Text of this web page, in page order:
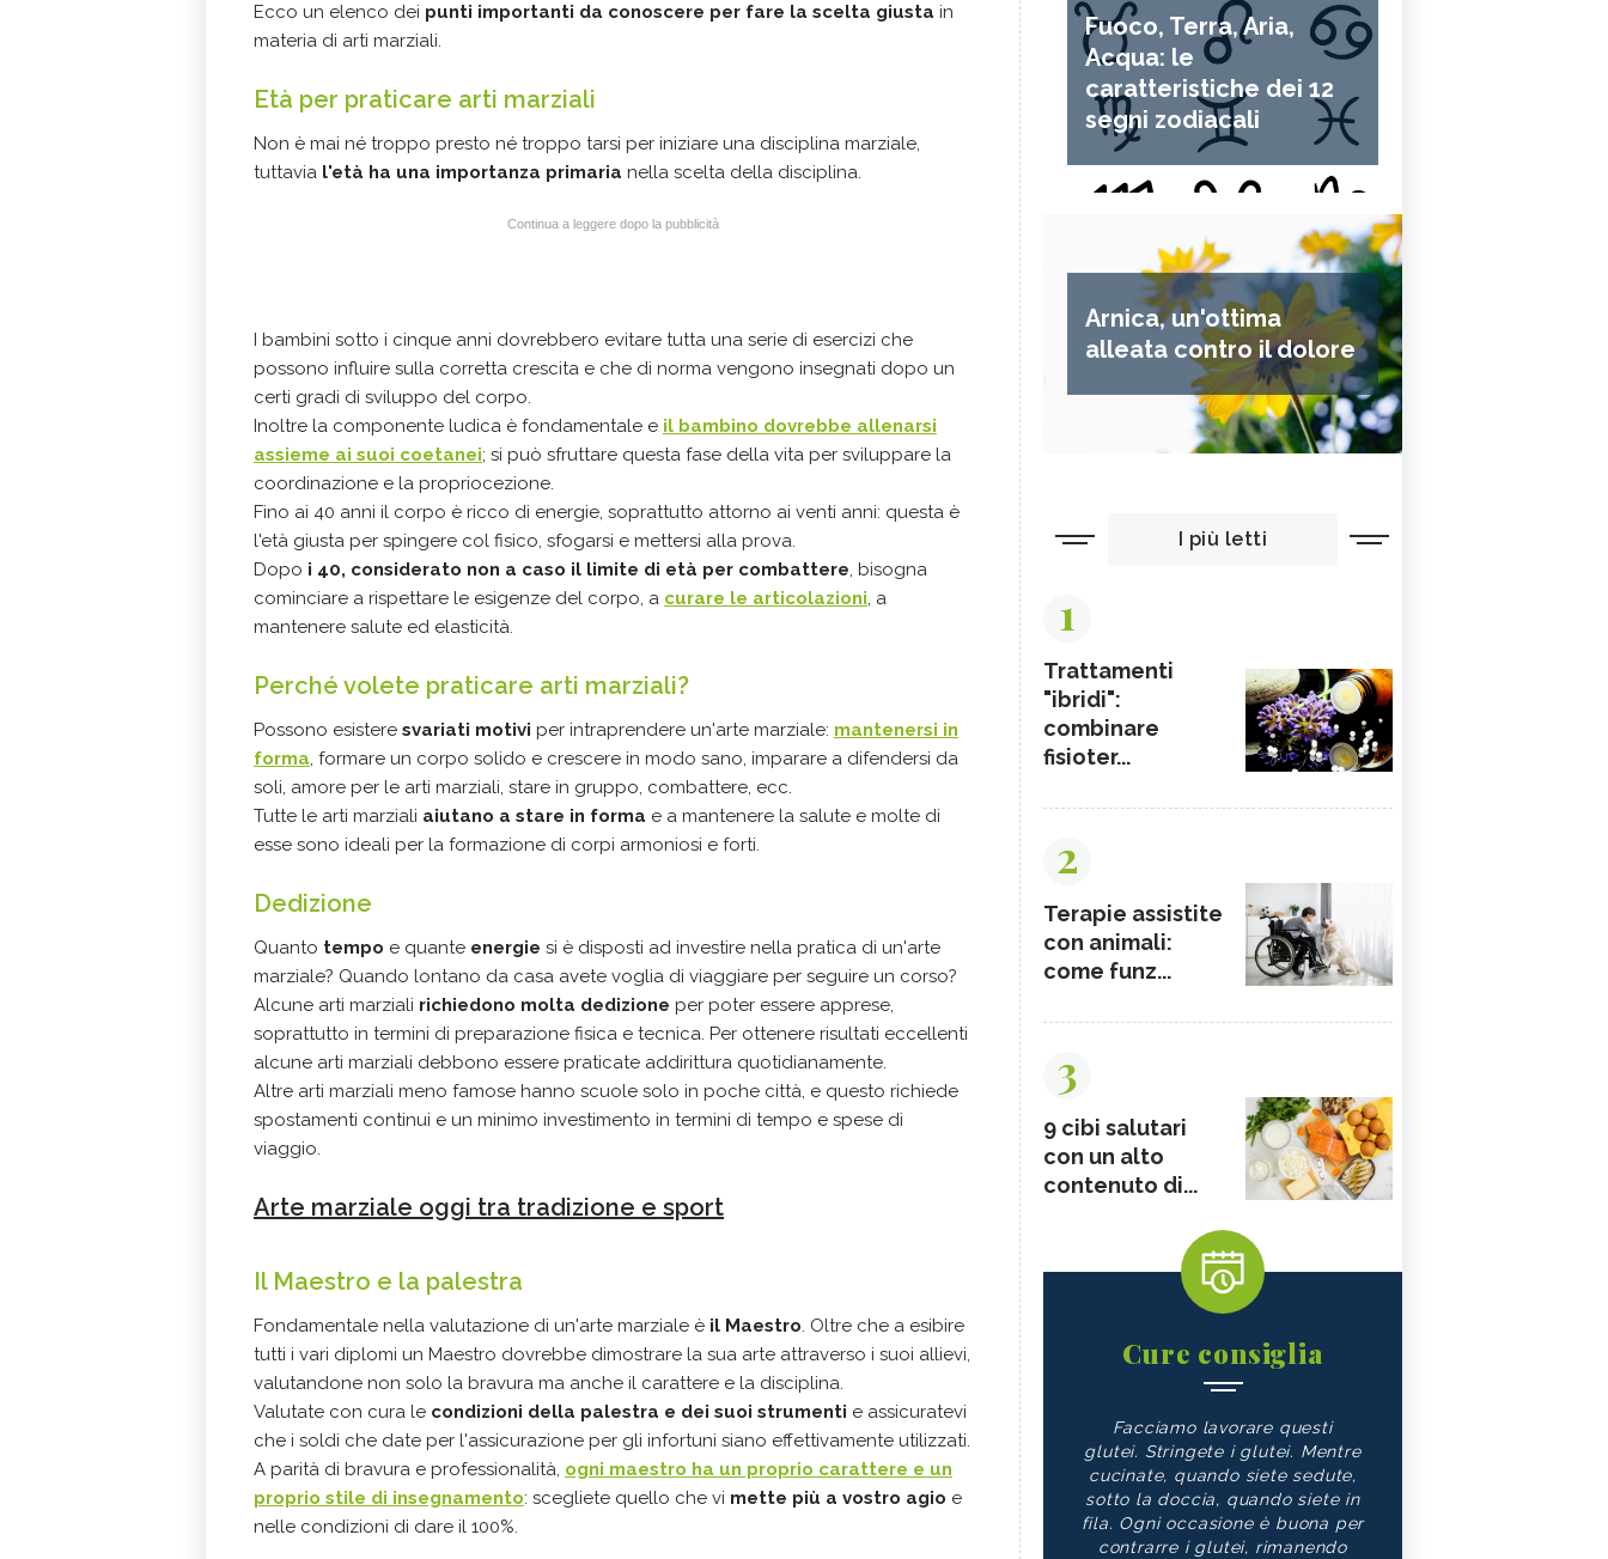
Ecco un elenco dei punti importanti da conoscere per fare la scelta giusta in
materia di arti marziali.
Età per praticare arti marziali
Non è mai né troppo presto né troppo tarsi per iniziare una disciplina marziale,
tuttavia l'età ha una importanza primaria nella scelta della disciplina.
Continua a leggere dopo la pubblicità
I bambini sotto i cinque anni dovrebbero evitare tutta una serie di esercizi che
possono influire sulla corretta crescita e che di norma vengono insegnati dopo un
certi gradi di sviluppo del corpo.
Inoltre la componente ludica è fondamentale e il bambino dovrebbe allenarsi
assieme ai suoi coetanei; si può sfruttare questa fase della vita per sviluppare la
coordinazione e la propriocezione.
Fino ai 40 anni il corpo è ricco di energie, soprattutto attorno ai venti anni: questa è
l'età giusta per spingere col fisico, sfogarsi e mettersi alla prova.
Dopo i 40, considerato non a caso il limite di età per combattere, bisogna
cominciare a rispettare le esigenze del corpo, a curare le articolazioni, a
mantenere salute ed elasticità.
Perché volete praticare arti marziali?
Possono esistere svariati motivi per intraprendere un'arte marziale: mantenersi in
forma, formare un corpo solido e crescere in modo sano, imparare a difendersi da
soli, amore per le arti marziali, stare in gruppo, combattere, ecc.
Tutte le arti marziali aiutano a stare in forma e a mantenere la salute e molte di
esse sono ideali per la formazione di corpi armoniosi e forti.
Dedizione
Quanto tempo e quante energie si è disposti ad investire nella pratica di un'arte
marziale? Quando lontano da casa avete voglia di viaggiare per seguire un corso?
Alcune arti marziali richiedono molta dedizione per poter essere apprese,
soprattutto in termini di preparazione fisica e tecnica. Per ottenere risultati eccellenti
alcune arti marziali debbono essere praticate addirittura quotidianamente.
Altre arti marziali meno famose hanno scuole solo in poche città, e questo richiede
spostamenti continui e un minimo investimento in termini di tempo e spese di
viaggio.
Arte marziale oggi tra tradizione e sport
Il Maestro e la palestra
Fondamentale nella valutazione di un'arte marziale è il Maestro. Oltre che a esibire
tutti i vari diplomi un Maestro dovrebbe dimostrare la sua arte attraverso i suoi allievi,
valutandone non solo la bravura ma anche il carattere e la disciplina.
Valutate con cura le condizioni della palestra e dei suoi strumenti e assicuratevi
che i soldi che date per l'assicurazione per gli infortuni siano effettivamente utilizzati.
A parità di bravura e professionalità, ogni maestro ha un proprio carattere e un
proprio stile di insegnamento: scegliete quello che vi mette più a vostro agio e
nelle condizioni di dare il 100%.
Fuoco, Terra, Aria,
Acqua: le
caratteristiche dei 12
segni zodiacali
Arnica, un'ottima
alleata contro il dolore
I più letti
1
Trattamenti
"ibridi":
combinare
fisioter...
2
Terapie assistite
con animali:
come funz...
3
9 cibi salutari
con un alto
contenuto di...
Cure consiglia
Facciamo lavorare questi
glutei. Stringete i glutei. Mentre
cucinate, quando siete sedute,
sotto la doccia, quando siete in
fila. Ogni occasione è buona per
contrarre i glutei, rimanendo